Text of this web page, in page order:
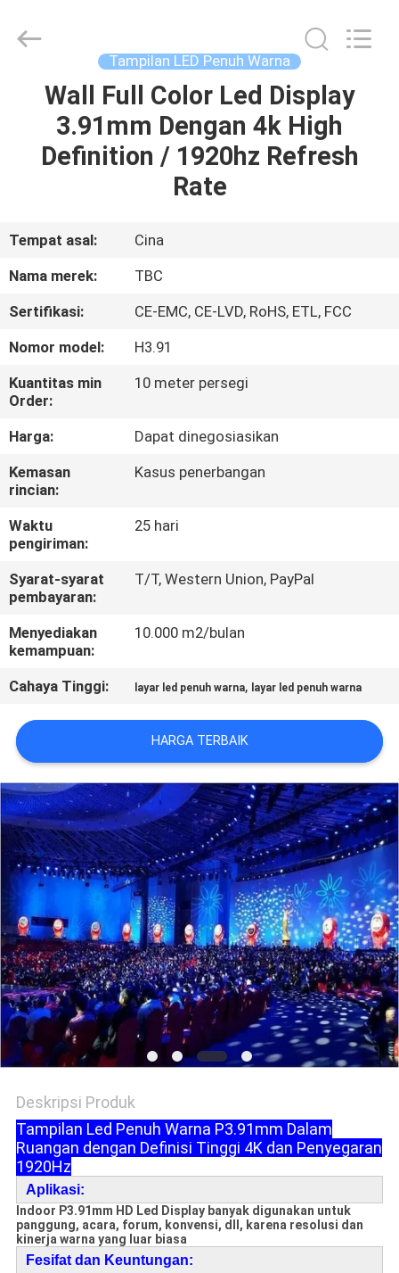
RUMAH
PRODUK
VR
KAMI
TUR
PABRIK
KONTROL
KUALITAS
BERITA
PETA
SITUS
KEBIJAKAN
PRIBADI
Limited.
Tampilan LED Penuh Warna
Wall Full Color Led Display
3.91mm Dengan 4k High
Definition / 1920hz Refresh
Rate
Tempat asal:
Cina
Nama merek:
TBC
Sertifikasi:
CE-EMC, CE-LVD, RoHS, ETL, FCC
Nomor model:
H3.91
Kuantitas min
Order:
10 meter persegi
Harga:
Dapat dinegosiasikan
Kemasan
rincian:
Kasus penerbangan
Waktu
pengiriman:
25 hari
Syarat-syarat
pembayaran:
T/T, Western Union, PayPal
Menyediakan
kemampuan:
10.000 m2/bulan
Cahaya Tinggi: layar led penuh warna, layar led penuh warna
HARGA TERBAIK
Deskripsi Produk
Tampilan Led Penuh Warna P3.91mm Dalam
Ruangan dengan Definisi Tinggi 4K dan Penyegaran
1920Hz
Aplikasi:
Indoor P3.91mm HD Led Display banyak digunakan untuk
panggung, acara, forum, konvensi, dll, karena resolusi dan
kinerja warna yang luar biasa
Fesifat dan Keuntungan: